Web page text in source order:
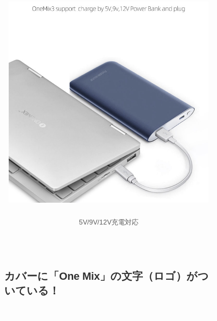
5V/9V/12V充電対応
カバーに「One Mix」の文字（ロゴ）がつ
いている！